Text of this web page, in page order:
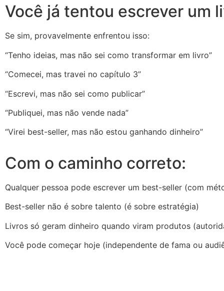
Você já tentou escrever um
Se sim, provavelmente enfrentou isso:
“Tenho ideias, mas não sei como transformar em livro”
“Comecei, mas travei no capítulo 3”
“Escrevi, mas não sei como publicar”
“Publiquei, mas não vende nada”
“Virei best-seller, mas não estou ganhando dinheiro”
Com o caminho correto:
Qualquer pessoa pode escrever um best-seller (com
Best-seller não é sobre talento (é sobre estratégia)
Livros só geram dinheiro quando viram produtos
Você pode começar hoje (independente de fama ou